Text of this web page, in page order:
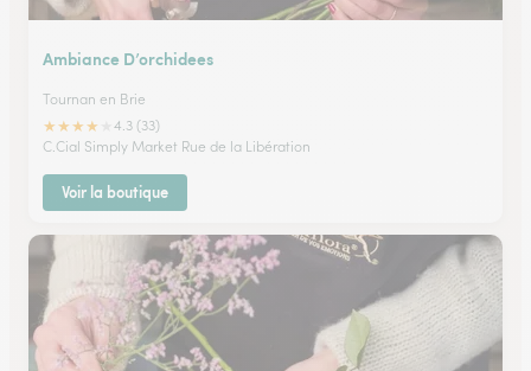
Ambiance D’orchidees
Tournan en Brie
★★★★
4.3 (33)
C.Cial Simply Market Rue de la Libération
Voir la boutique